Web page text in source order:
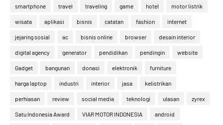
smartphone travel traveling game hotel motor listrik
wisata aplikasi bisnis catatan fashion internet
jejaring sosial ac bisnis online browser desain interior
digital agency generator pendidikan pendingin website
Gadget bangunan donasi elektronik furniture
harga laptop industri interior jasa kelistrikan
perhiasan review social media teknologi ulasan zyrex
Satu Indonesia Award VIAR MOTOR INDONESIA android